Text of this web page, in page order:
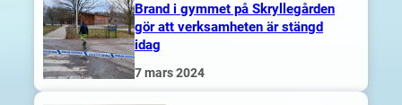
Brand i gymmet på Skryllegården
gör att verksamheten är stängd
idag
7 mars 2024